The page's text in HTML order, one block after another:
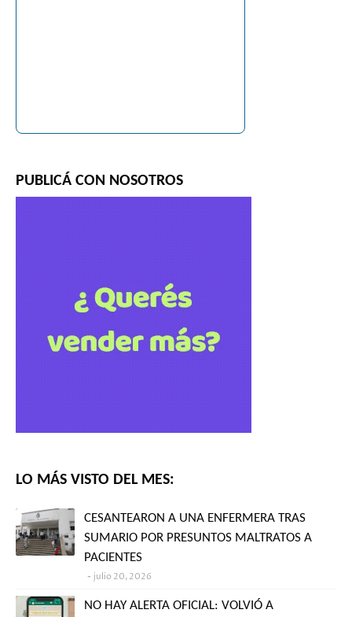
PUBLICÁ CON NOSOTROS
LO MÁS VISTO DEL MES:
CESANTEARON A UNA ENFERMERA TRAS
SUMARIO POR PRESUNTOS MALTRATOS A
PACIENTES
julio 20, 2026
NO HAY ALERTA OFICIAL: VOLVIÓ A